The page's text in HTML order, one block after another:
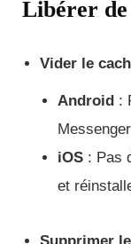
Libérer de
Vider le
Android :
iOS : Pas
et